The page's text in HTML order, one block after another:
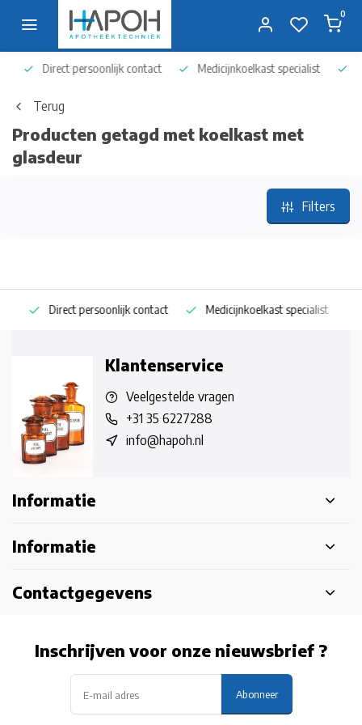
0
Direct persoonlijk contact Medicijnkoelkast specialist Op
Terug
Producten getagd met koelkast met
glasdeur
Filters
Direct persoonlijk contact Medicijnkoelkast specialist
Klantenservice
Veelgestelde vragen
+31 35 6227288
info@hapoh.nl
Informatie
Informatie
Contactgegevens
Inschrijven voor onze nieuwsbrief ?
Abonneer